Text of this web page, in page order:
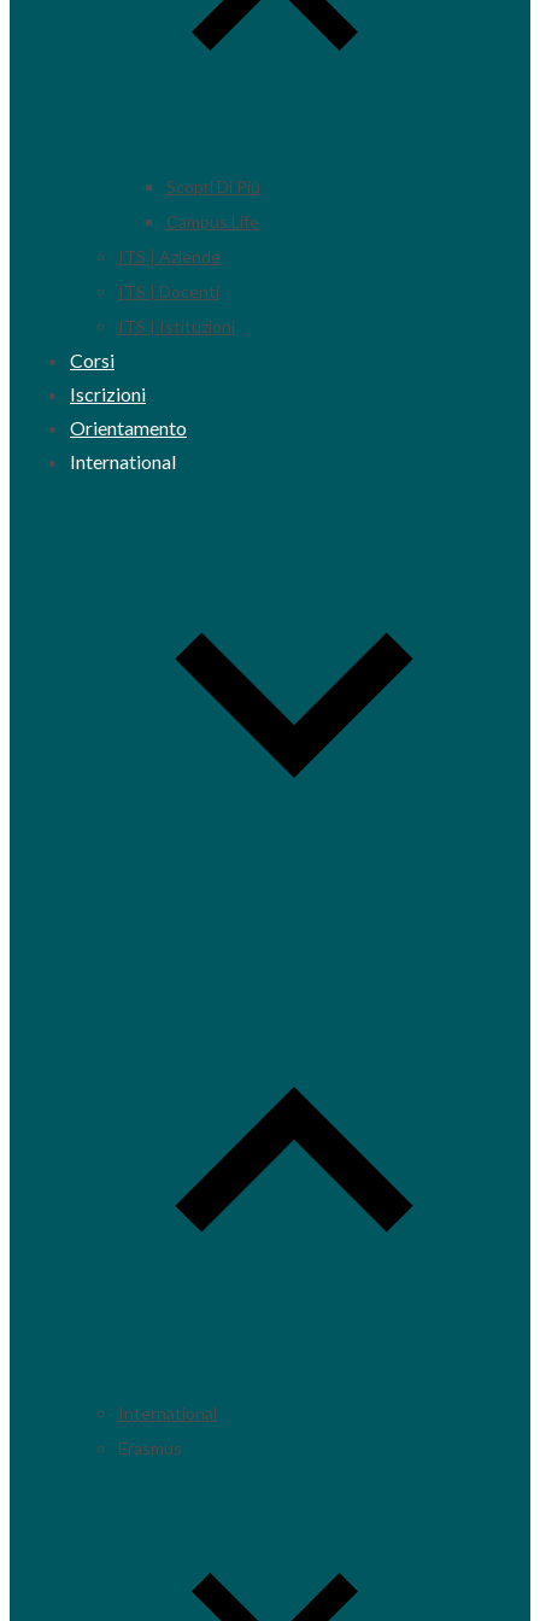
Scopri Di Più
Campus Life
ITS | Aziende
ITS | Docenti
ITS | Istituzioni
Corsi
Iscrizioni
Orientamento
International
International
Erasmus